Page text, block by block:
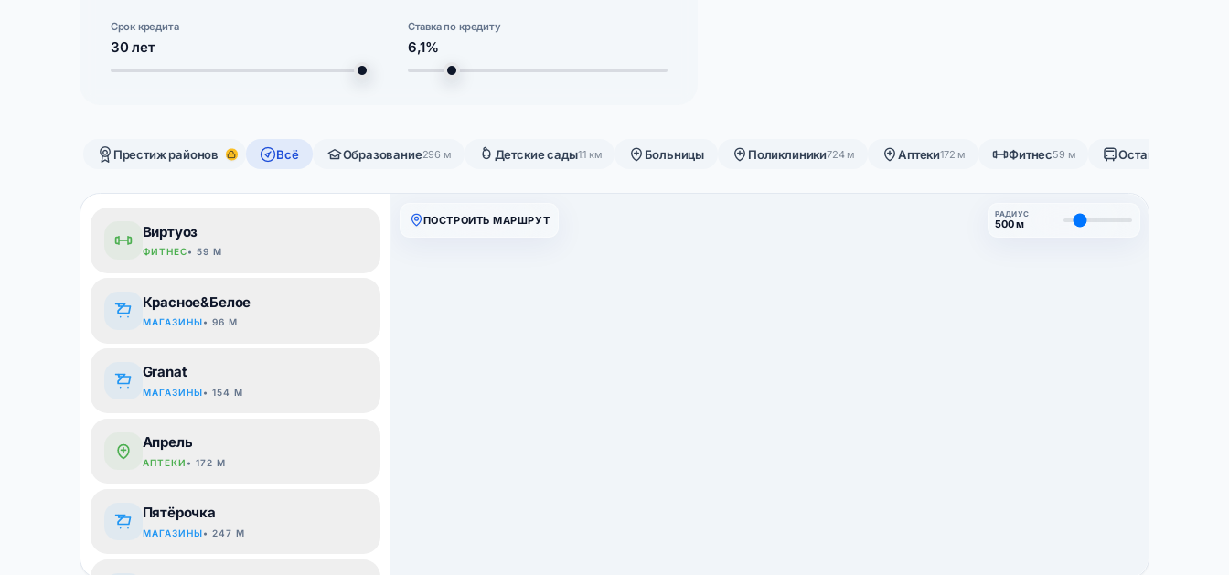
Срок кредита
30лет
Ставка по кредиту
6,1%
Престиж районов Всё Образование296 м Детские сады1.1 км Больницы Поликлиники724 м Аптеки172 м Фитнес59 м Остановки
ПОСТРОИТЬ МАРШРУТ РАДИУС
500 м
Виртуоз
ФИТНЕС• 59 М
Красное&Белое
МАГАЗИНЫ• 96 М
Granat
МАГАЗИНЫ• 154 М
Апрель
АПТЕКИ • 172 М
Пятёрочка
МАГАЗИНЫ• 247 М